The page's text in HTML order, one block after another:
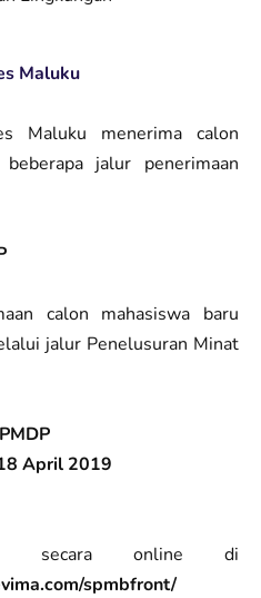
Maluku
Maluku menerima calon
jalur penerimaan
calon mahasiswa baru
jalur Penelusuran Minat
April 2019
secara online di
spmbfront/